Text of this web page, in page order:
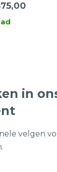
in
velgen